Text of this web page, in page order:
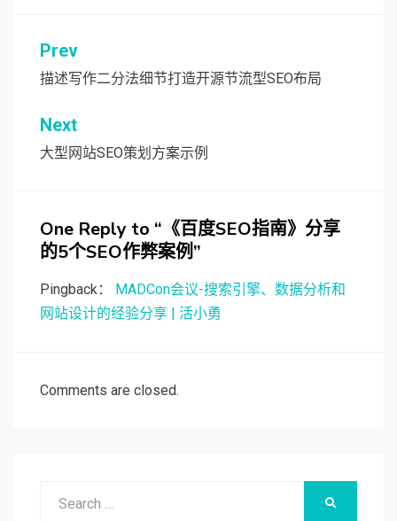
文
章
导
航
Prev
描述写作二分法细节打造开源节流型SEO布局
Next
大型网站SEO策划方案示例
One Reply to “《百度SEO指南》分享
的5个SEO作弊案例”
Pingback：
MADCon会议-搜索引擎、数据分析和
网站设计的经验分享 | 活小勇
Comments are closed.